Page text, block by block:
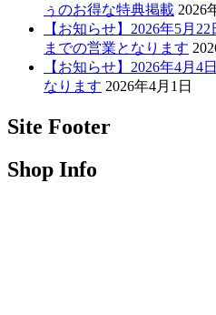
ぅのお得な特典掲載 2026
【お知らせ】2026年5月
までの営業となります
【お知らせ】2026年4月4
なります 2026年4月1日
Site Footer
Shop Info